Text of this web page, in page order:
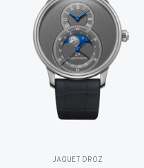
JAQUET DROZ